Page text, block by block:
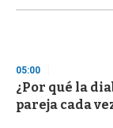
s
d
s
o
f
05:00
¿Por qué la
pareja cada